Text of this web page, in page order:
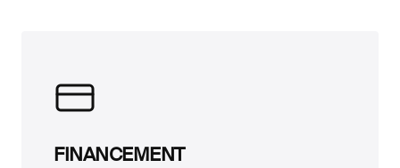
FINANCEMENT